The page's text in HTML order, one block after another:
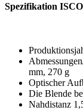
Spezifikation
mm, 270 g
Optischer
Die Blende
Nahdistanz